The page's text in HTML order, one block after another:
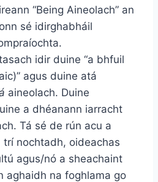
“Being Aineolach” an
sé idirghabháil
idir duine “a bhfuil
agus duine atá
aineolach. Duine
a dhéanann iarracht
Tá sé de rún acu a
trí nochtadh, oideachas
agus/nó a sheachaint
aghaidh na foghlama go